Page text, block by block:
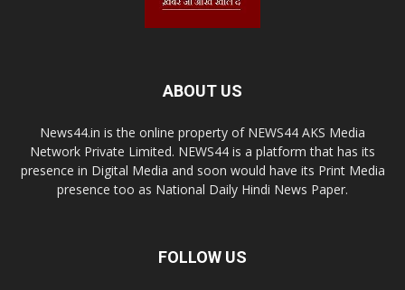
ABOUT US
News44.in is the online property of NEWS44 AKS Media
Network Private Limited. NEWS44 is a platform that has its
presence in Digital Media and soon would have its Print Media
presence too as National Daily Hindi News Paper.
FOLLOW US